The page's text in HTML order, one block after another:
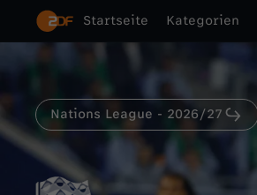
Startseite Kategorien
Nations League - 2026/27